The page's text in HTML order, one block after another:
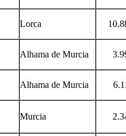
Lorca
Alhama de Murcia
Alhama de Murcia
Murcia